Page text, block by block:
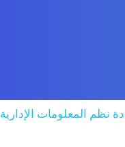
نظم المعلومات الإدارية